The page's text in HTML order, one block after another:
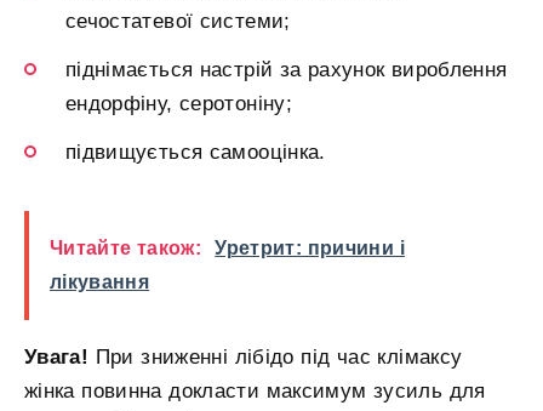
сечостатевої системи;
піднімається настрій за рахунок вироблення
ендорфіну, серотоніну;
підвищується самооцінка.
Читайте також:
Уретрит: причини і
лікування
Увага! При зниженні лібідо під час клімаксу
жінка повинна докласти максимум зусиль для